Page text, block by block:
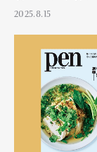
2025.8.15